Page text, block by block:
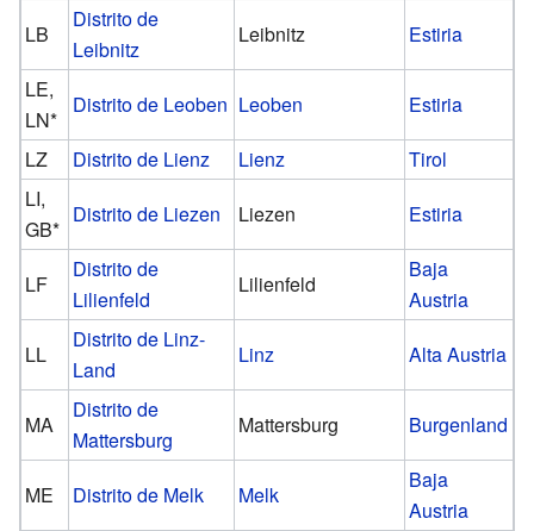
LB
Distrito de
Leibnitz
Leibnitz
Estiria
LE,
LN*
Distrito de Leoben Leoben
Estiria
LZ
Distrito de Lienz Lienz
Tirol
LI,
GB*
Distrito de Liezen Liezen Estiria
LF
Distrito de
Lilienfeld
Lilienfeld
Baja
Austria
LL
Distrito de Linz-
Land
Linz Alta Austria
MA
Distrito de
Mattersburg
Mattersburg Burgenland
ME Distrito de Melk Melk
Baja
Austria